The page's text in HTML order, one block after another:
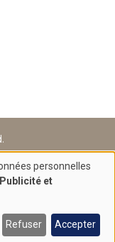
personnelles
et
Refuser Accepter